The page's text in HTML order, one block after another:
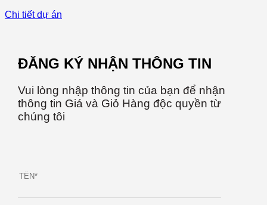
Chi tiết dự án
ĐĂNG KÝ NHẬN THÔNG TIN
Vui lòng nhập thông tin của bạn để nhận
thông tin Giá và Giỏ Hàng độc quyền từ
chúng tôi